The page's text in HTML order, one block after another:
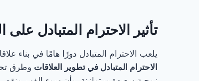
تأثير الاحترام المتبادل على
يلعب الاحترام المتبادل دورًا هامًا في بناء
الاحترام المتبادل في تطوير العلاقات وطرق